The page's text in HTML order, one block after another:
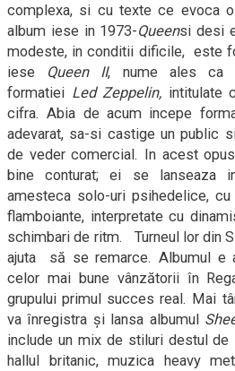
complexa, si cu texte ce evoca
album iese in 1973-Queensi desi
modeste, in conditii dificile, este
iese Queen II, nume ales ca
formatiei Led Zeppelin, intitulate
cifra. Abia de acum incepe
adevarat, sa-si castige un public
de veder comercial. In acest
bine conturat; ei se lanseaza
amesteca solo-uri psihedelice,
flamboiante, interpretate cu
schimbari de ritm.
Turneul lor din S
ajuta
să se remarce. Albumul e
celor mai bune vânzătorii în
grupului primul succes real. Mai
va înregistra și lansa albumul
include un mix de stiluri destul de
hallul britanic, muzica heavy